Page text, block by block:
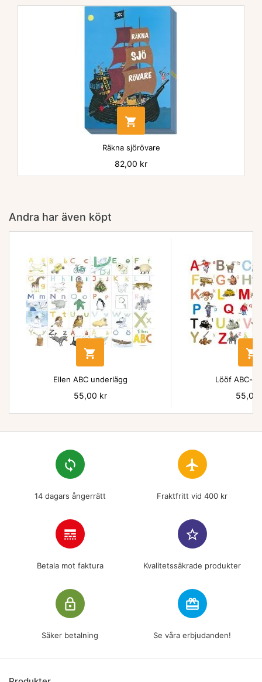

Räkna sjörövare
Pris
82,00 kr
Andra har även köpt

Ellen ABC underlägg
Pris
55,00 kr

Lööf ABC-
Pris
55,00
loop
14 dagars ångerrätt
flight
Fraktfritt vid 400 kr
line_style
Betala mot faktura
star_border
Kvalitetssäkrade produkter
lock_outline
Säker betalning
redeem
Se våra erbjudanden!